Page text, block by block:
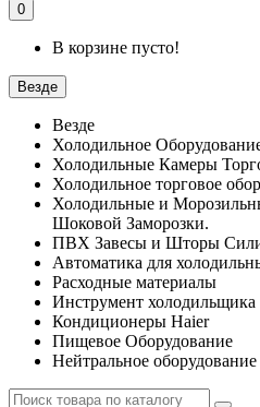
0
В корзине пусто!
Везде
Везде
Холодильное
Холодильные Камеры
Холодильное торговое
Холодильные и
Шоковой Заморозки.
ПВХ Завесы и Шторы
Автоматика для
Расходные материалы
Инструмент холодильщика
Кондиционеры Haier
Пищевое Оборудование
Нейтральное оборудование